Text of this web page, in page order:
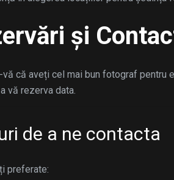
și
că aveți cel mai bun fotograf pentru
vă rezerva data.
de a ne contacta
preferate: